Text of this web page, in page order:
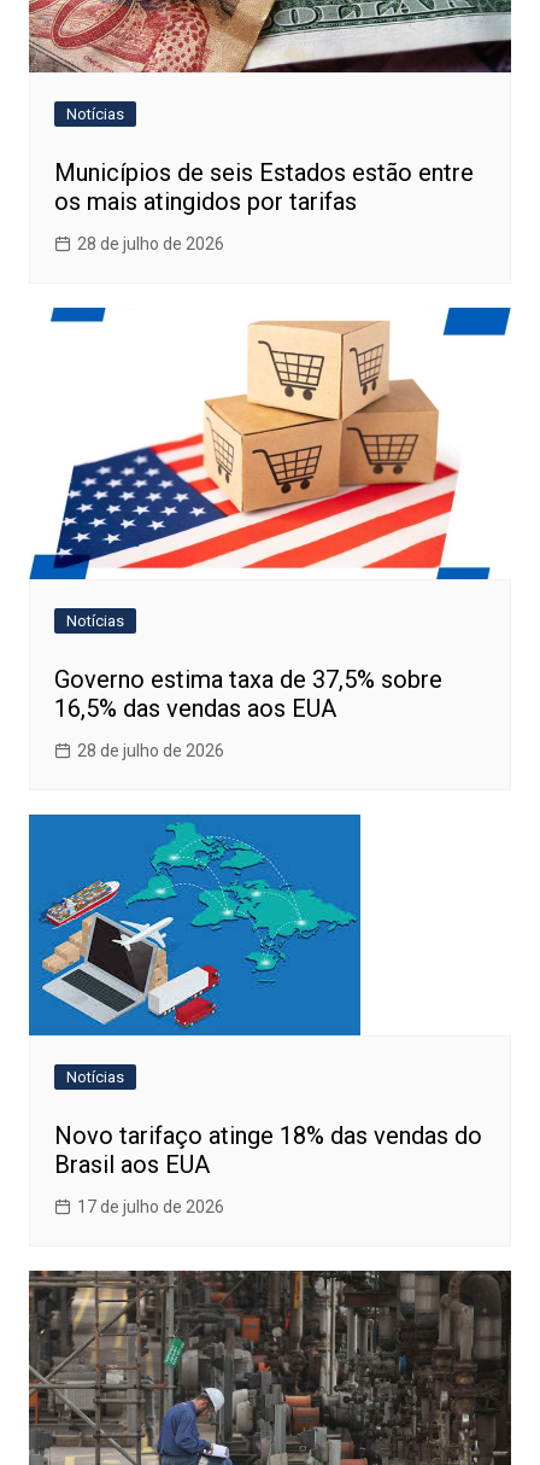
Notícias
Municípios de seis Estados estão entre
os mais atingidos por tarifas
28 de julho de 2026
Notícias
Governo estima taxa de 37,5% sobre
16,5% das vendas aos EUA
28 de julho de 2026
Notícias
Novo tarifaço atinge 18% das vendas do
Brasil aos EUA
17 de julho de 2026